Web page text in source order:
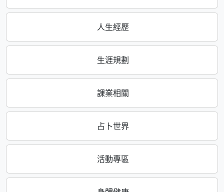
人生經歷
生涯規劃
課業相關
占卜世界
活動專區